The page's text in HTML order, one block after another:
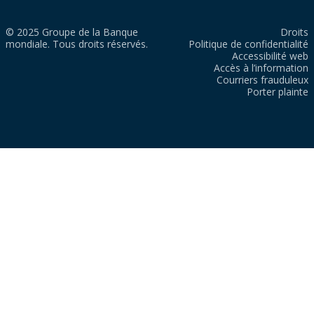
© 2025 Groupe de la Banque
mondiale. Tous droits réservés.
Droits
Politique de confidentialité
Accessibilité web
Accès à l’information
Courriers frauduleux
Porter plainte